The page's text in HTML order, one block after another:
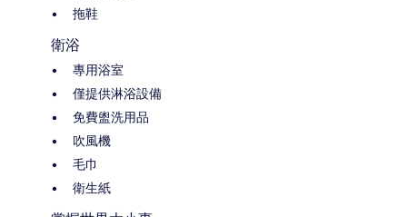
拖鞋
衛浴
專用浴室
僅提供淋浴設備
免費盥洗用品
吹風機
毛巾
衛生紙